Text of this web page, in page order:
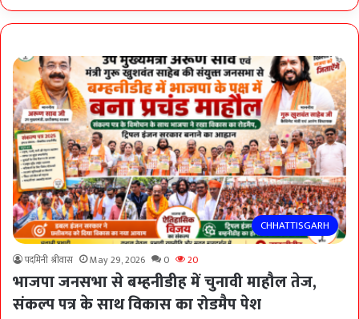
CHHATTISGARH
पदमिनी श्रीवास May 29, 2026 0 20
भाजपा जनसभा से बम्हनीडीह में चुनावी माहौल तेज,
संकल्प पत्र के साथ विकास का रोडमैप पेश